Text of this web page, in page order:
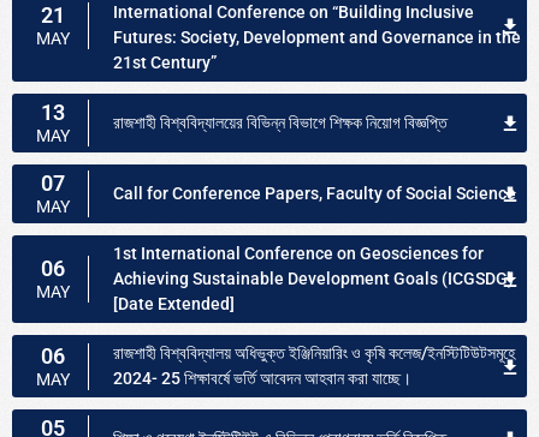
21
MAY
International Conference on “Building Inclusive
Futures: Society, Development and Governance in the
21st Century”
13
MAY
রাজশাহী বিশ্ববিদ্যালয়ের বিভিন্ন বিভাগে শিক্ষক নিয়োগ বিজ্ঞপ্তি
07
MAY
Call for Conference Papers, Faculty of Social Science
06
MAY
1st International Conference on Geosciences for
Achieving Sustainable Development Goals (ICGSDG)
[Date Extended]
06
MAY
রাজশাহী বিশ্ববিদ্যালয় অধিভুক্ত ইঞ্জিনিয়ারিং ও কৃষি কলেজ/ইনস্টিটিউটসমূহে
2024- 25 শিক্ষাবর্ষে ভর্তি আবেদন আহবান করা যাচ্ছে।
05